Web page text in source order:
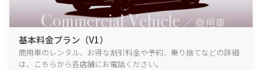
基本料金プラン（V1）
商用車のレンタル、お得な割引料金や予約、乗り捨てなどの詳細
は、こちらから各店舗にお電話ください。